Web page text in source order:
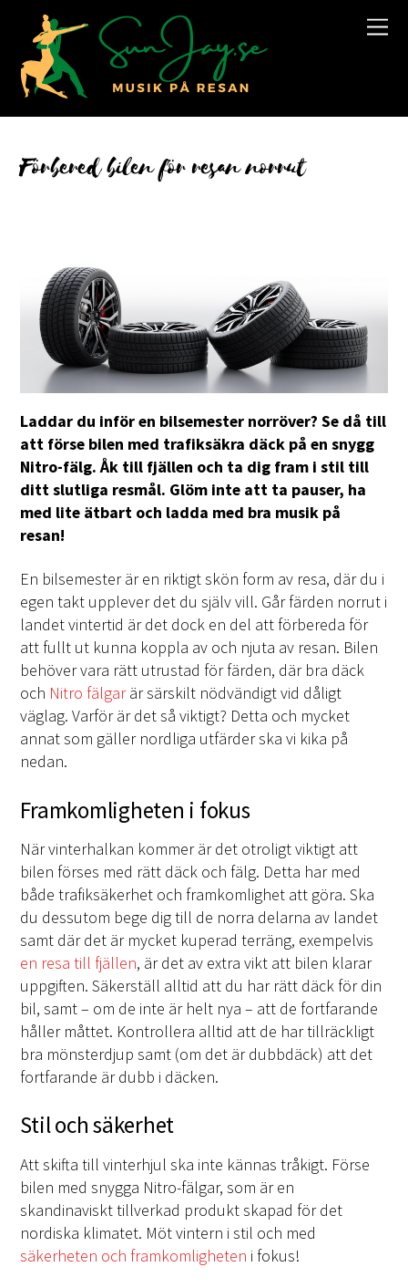
Förbered bilen för resan norrut
Laddar du inför en bilsemester norröver? Se då till
att förse bilen med trafiksäkra däck på en snygg
Nitro-fälg. Åk till fjällen och ta dig fram i stil till
ditt slutliga resmål. Glöm inte att ta pauser, ha
med lite ätbart och ladda med bra musik på
resan!
En bilsemester är en riktigt skön form av resa, där du i
egen takt upplever det du själv vill. Går färden norrut i
landet vintertid är det dock en del att förbereda för
att fullt ut kunna koppla av och njuta av resan. Bilen
behöver vara rätt utrustad för färden, där bra däck
och Nitro fälgarär särskilt nödvändigt vid dåligt
väglag. Varför är det så viktigt? Detta och mycket
annat som gäller nordliga utfärder ska vi kika på
nedan.
Framkomligheten i fokus
När vinterhalkan kommer är det otroligt viktigt att
bilen förses med rätt däck och fälg. Detta har med
både trafiksäkerhet och framkomlighet att göra. Ska
du dessutom bege dig till de norra delarna av landet
samt där det är mycket kuperad terräng, exempelvis
en resa till fjällen, är det av extra vikt att bilen klarar
uppgiften. Säkerställ alltid att du har rätt däck för din
bil, samt – om de inte är helt nya – att de fortfarande
håller måttet. Kontrollera alltid att de har tillräckligt
bra mönsterdjup samt (om det är dubbdäck) att det
fortfarande är dubb i däcken.
Stil och säkerhet
Att skifta till vinterhjul ska inte kännas tråkigt. Förse
bilen med snygga Nitro-fälgar, som är en
skandinaviskt tillverkad produkt skapad för det
nordiska klimatet. Möt vintern i stil och med
säkerheten och framkomligheten i fokus!